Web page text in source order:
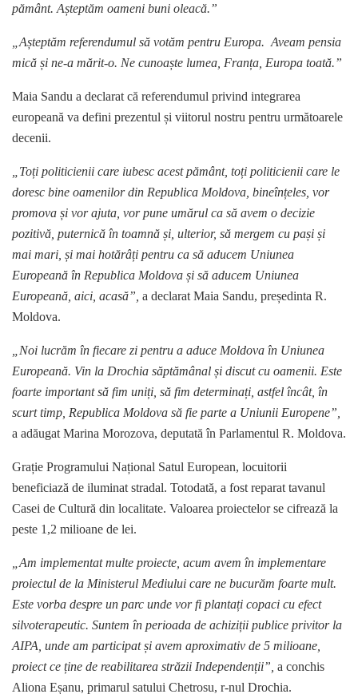
pământ. Așteptăm oameni buni oleacă.”
„Așteptăm referendumul să votăm pentru Europa. Aveam pensia
mică și ne-a mărit-o. Ne cunoaște lumea, Franța, Europa toată.”
Maia Sandu a declarat că referendumul privind integrarea
europeană va defini prezentul și viitorul nostru pentru următoarele
decenii.
„Toți politicienii care iubesc acest pământ, toți politicienii care le
doresc bine oamenilor din Republica Moldova, bineînțeles, vor
promova și vor ajuta, vor pune umărul ca să avem o decizie
pozitivă, puternică în toamnă și, ulterior, să mergem cu pași și
mai mari, și mai hotărâți pentru ca să aducem Uniunea
Europeană în Republica Moldova și să aducem Uniunea
Europeană, aici, acasă”, a declarat Maia Sandu, președinta R.
Moldova.
„Noi lucrăm în fiecare zi pentru a aduce Moldova în Uniunea
Europeană. Vin la Drochia săptămânal și discut cu oamenii. Este
foarte important să fim uniți, să fim determinați, astfel încât, în
scurt timp, Republica Moldova să fie parte a Uniunii Europene”,
a adăugat Marina Morozova, deputată în Parlamentul R. Moldova.
Grație Programului Național Satul European, locuitorii
beneficiază de iluminat stradal. Totodată, a fost reparat tavanul
Casei de Cultură din localitate. Valoarea proiectelor se cifrează la
peste 1,2 milioane de lei.
„Am implementat multe proiecte, acum avem în implementare
proiectul de la Ministerul Mediului care ne bucurăm foarte mult.
Este vorba despre un parc unde vor fi plantați copaci cu efect
silvoterapeutic. Suntem în perioada de achiziții publice privitor la
AIPA, unde am participat și avem aproximativ de 5 milioane,
proiect ce ține de reabilitarea străzii Independenții”, a conchis
Aliona Eșanu, primarul satului Chetrosu, r-nul Drochia.